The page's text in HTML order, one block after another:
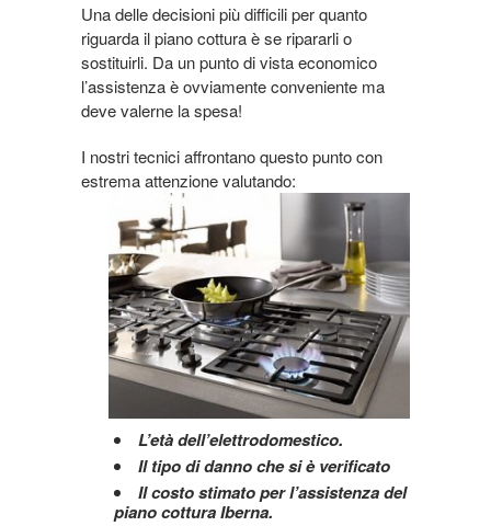
Una delle decisioni più difficili per quanto
riguarda il piano cottura è se ripararli o
sostituirli. Da un punto di vista economico
l’assistenza è ovviamente conveniente ma
deve valerne la spesa!
I nostri tecnici affrontano questo punto con
estrema attenzione valutando:
L’età dell’elettrodomestico.
Il tipo di danno che si è verificato
Il costo stimato per l’assistenza del
piano cottura Iberna.